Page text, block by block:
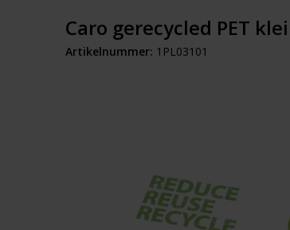
Caro gerecycled PET
Artikelnummer: 1PL03101